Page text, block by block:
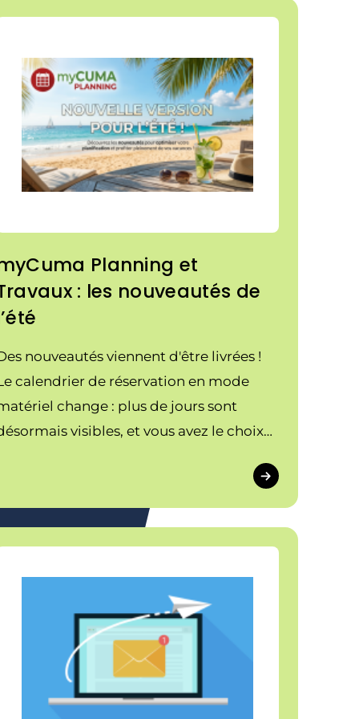
Planning et
: les nouveautés de
nouveautés viennent d'être livrées !
calendrier de réservation en mode
change : plus de jours sont
visibles, et vous avez le choix
Découvrez les nouvelles fonctionnalités.